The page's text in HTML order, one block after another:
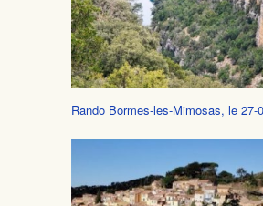
Rando Bormes-les-Mimosas, le 27-